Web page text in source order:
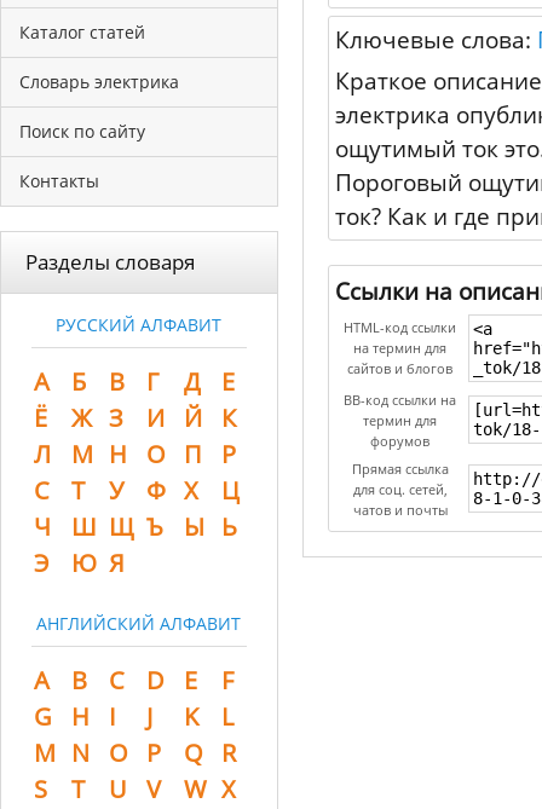
Каталог статей
Словарь электрика
Поиск по сайту
Контакты
Разделы словаря
РУССКИЙ АЛФАВИТ
А Б В Г Д
Е
Ё
Ж З И Й
К
Л
М Н О П
Р
С
Т У Ф Х
Ц
Ч
Ш Щ Ъ Ы
Ь
Э
Ю Я
АНГЛИЙСКИЙ АЛФАВИТ
A B C D E
F
G
H I J K
L
M N O P Q
R
S
T U V W X
Ключевые слова:
Краткое
электрика
ощутимый ток
Пороговый
ток? Как и где
Ссылки на
HTML-код ссылки
на термин для
сайтов и блогов
BB-код ссылки на
термин для
форумов
Прямая ссылка
для соц. сетей,
чатов и почты